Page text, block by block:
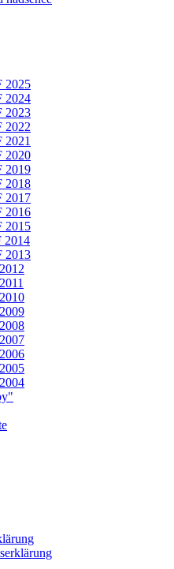
2025
2024
2023
2022
2021
2020
2019
2018
2017
2016
2015
2014
2013